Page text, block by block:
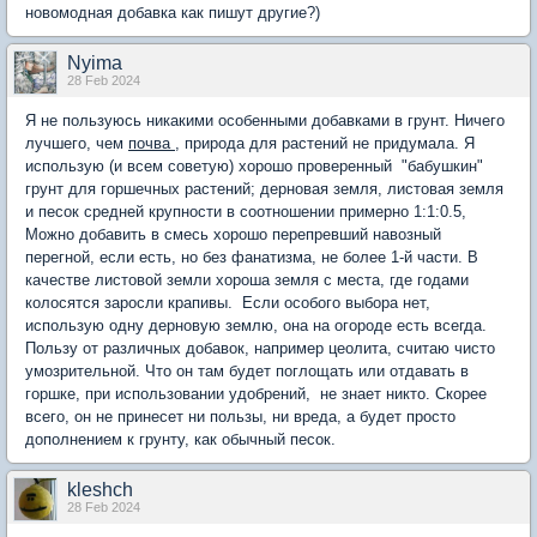
новомодная добавка как пишут другие?)
Nyima
28 Feb 2024
Я не пользуюсь никакими особенными добавками в грунт. Ничего
лучшего, чем почва , природа для растений не придумала. Я
использую (и всем советую) хорошо проверенный "бабушкин"
грунт для горшечных растений; дерновая земля, листовая земля
и песок средней крупности в соотношении примерно 1:1:0.5,
Можно добавить в смесь хорошо перепревший навозный
перегной, если есть, но без фанатизма, не более 1-й части. В
качестве листовой земли хороша земля с места, где годами
колосятся заросли крапивы. Если особого выбора нет,
использую одну дерновую землю, она на огороде есть всегда.
Пользу от различных добавок, например цеолита, считаю чисто
умозрительной. Что он там будет поглощать или отдавать в
горшке, при использовании удобрений, не знает никто. Скорее
всего, он не принесет ни пользы, ни вреда, а будет просто
дополнением к грунту, как обычный песок.
kleshch
28 Feb 2024